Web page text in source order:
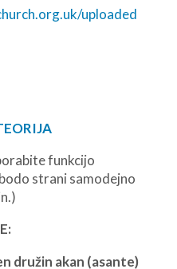
uploaded
funkcijo
strani samodejno
družin akan (asante)